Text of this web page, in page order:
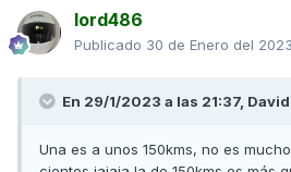
lord486
Publicado 30 de Enero del 2023
En 29/1/2023 a las 21:37,
Una es a unos 150kms, no es